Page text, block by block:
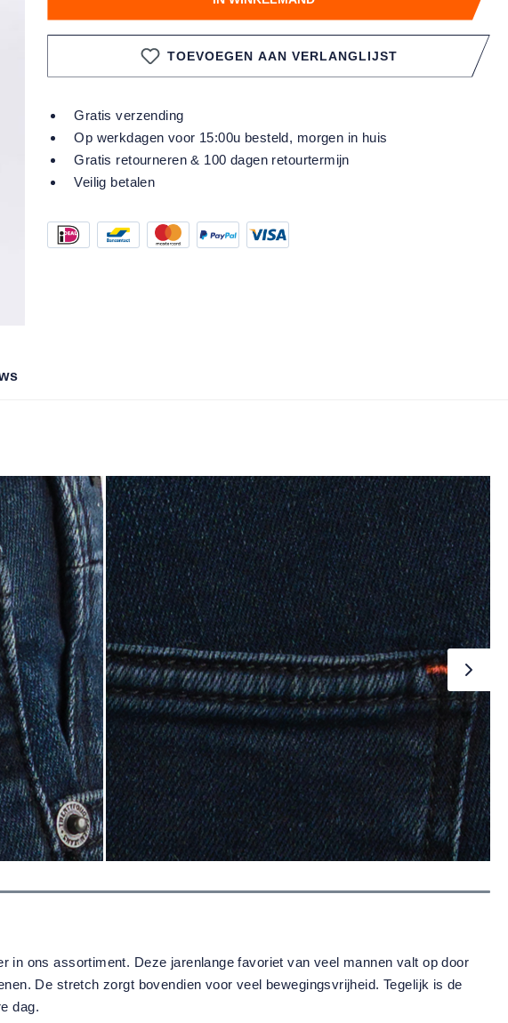
TOEVOEGEN AAN VERLANGLIJST
Gratis verzending
Op werkdagen voor 15:00u besteld, morgen in huis
Gratis retourneren & 100 dagen retourtermijn
Veilig betalen
ons assortiment. Deze jarenlange favoriet van veel mannen valt op door
De stretch zorgt bovendien voor veel bewegingsvrijheid. Tegelijk is de
dag.